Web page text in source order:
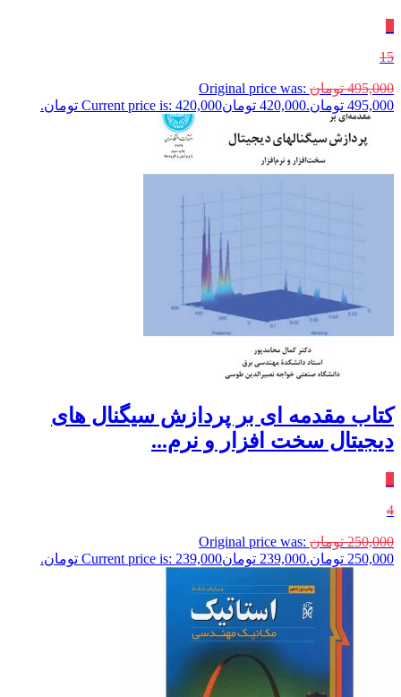
15
495,000 تومان Original price was:
495,000 تومان.
420,000 تومانCurrent price is: 420,000 تومان.
کتاب مقدمه ای بر پردازش سیگنال های
دیجیتال سخت افزار و نرم...
4
250,000 تومان Original price was:
250,000 تومان.
239,000 تومانCurrent price is: 239,000 تومان.